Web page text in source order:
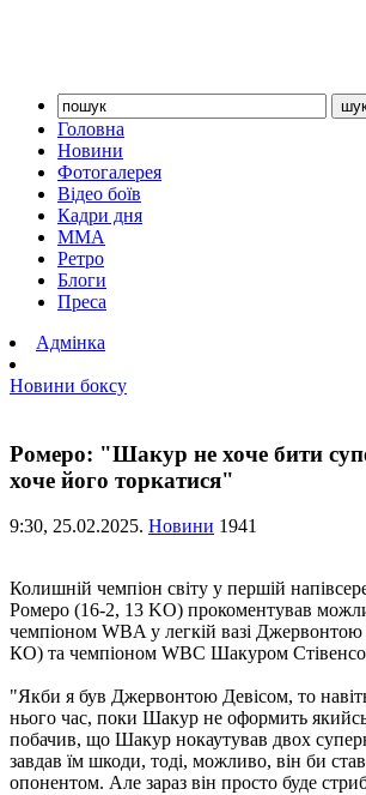
Головна
Новини
Фотогалерея
Відео боїв
Кадри дня
ММА
Ретро
Блоги
Преса
Адмінка
Новини боксу
Ромеро: "Шакур не хоче бити
хоче його торкатися"
9:30, 25.02.2025. Новини 1941
Колишній чемпіон світу у першій
Ромеро (16-2, 13 KO) прокоментував
чемпіоном WBA у легкій вазі
КО) та чемпіоном WBC Шакуром
"Якби я був Джервонтою Девісом, то
нього час, поки Шакур не оформить
побачив, що Шакур нокаутував двох
завдав їм шкоди, тоді, можливо, він би
опонентом. Але зараз він просто буде